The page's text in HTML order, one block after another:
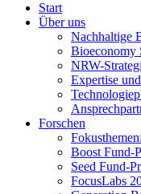
Start
Über uns
Nachhaltige
Bioeconomy
NRW-
Expertise
Forschen
Boost Fund-
Seed Fund-
FocusLabs